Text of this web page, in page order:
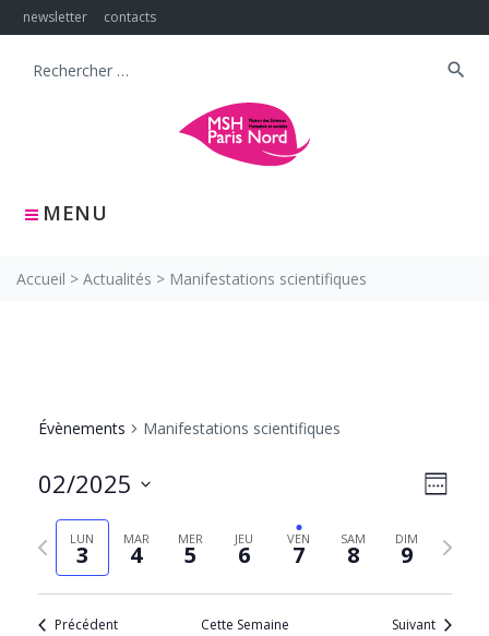
Skip
to
newsletter contacts
MENU
Search
search
Accueil > Actualités > Manifestations scientifiques
Évènements Manifestations scientifiques
PAR
de
SEMAINE
02/2025
la
date
LUN
3
MAR
4
MER
5
JEU
6
VEN
7
SAM
8
DIM
9
Semaine
précédente
Précédent Cette Semaine Suivant